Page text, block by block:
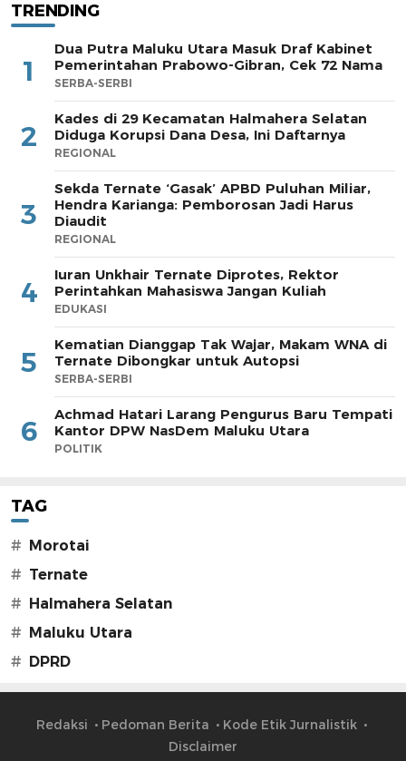
TRENDING
1
Dua Putra Maluku Utara Masuk Draf Kabinet
Pemerintahan Prabowo-Gibran, Cek 72 Nama
SERBA-SERBI
2
Kades di 29 Kecamatan Halmahera Selatan
Diduga Korupsi Dana Desa, Ini Daftarnya
REGIONAL
3
Sekda Ternate ‘Gasak’ APBD Puluhan Miliar,
Hendra Karianga: Pemborosan Jadi Harus
Diaudit
REGIONAL
4
Iuran Unkhair Ternate Diprotes, Rektor
Perintahkan Mahasiswa Jangan Kuliah
EDUKASI
5
Kematian Dianggap Tak Wajar, Makam WNA di
Ternate Dibongkar untuk Autopsi
SERBA-SERBI
6
Achmad Hatari Larang Pengurus Baru Tempati
Kantor DPW NasDem Maluku Utara
POLITIK
TAG
# Morotai
# Ternate
# Halmahera Selatan
# Maluku Utara
# DPRD
Redaksi Pedoman Berita
Kode Etik Jurnalistik
Disclaimer